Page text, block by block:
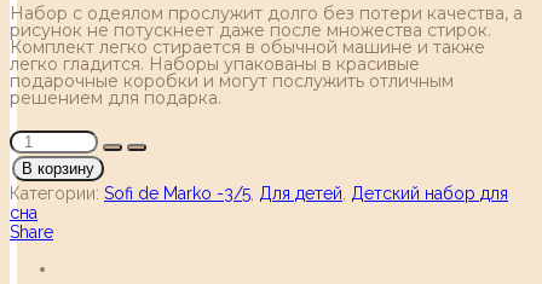
Набор с одеялом прослужит долго без потери качества, а
рисунок не потускнеет даже после множества стирок.
Комплект легко стирается в обычной машине и также
легко гладится. Наборы упакованы в красивые
подарочные коробки и могут послужить отличным
решением для подарка.
В корзину
Категории: Sofi de Marko -3/5 Для детей
Детский набор для
сна
Share